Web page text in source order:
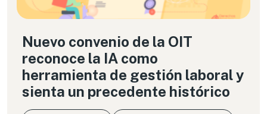
Nuevo convenio de la OIT
reconoce la IA como
herramienta de gestión laboral y
sienta un precedente histórico